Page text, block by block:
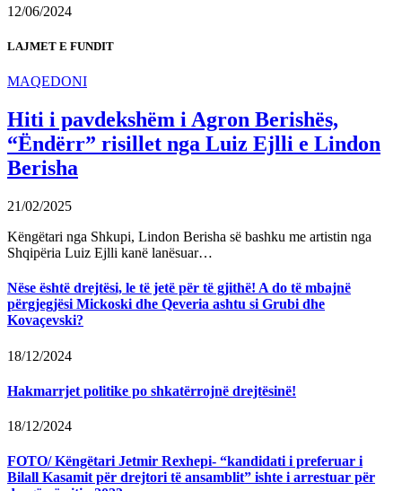
12/06/2024
LAJMET E FUNDIT
MAQEDONI
Hiti i pavdekshëm i Agron Berishës,
“Ëndërr” risillet nga Luiz Ejlli e Lindon
Berisha
21/02/2025
Këngëtari nga Shkupi, Lindon Berisha së bashku me artistin nga
Shqipëria Luiz Ejlli kanë lanësuar…
Nëse është drejtësi, le të jetë për të gjithë! A do të mbajnë
përgjegjësi Mickoski dhe Qeveria ashtu si Grubi dhe
Kovaçevski?
18/12/2024
Hakmarrjet politike po shkatërrojnë drejtësinë!
18/12/2024
FOTO/ Këngëtari Jetmir Rexhepi- “kandidati i preferuar i
Bilall Kasamit për drejtori të ansamblit” ishte i arrestuar për